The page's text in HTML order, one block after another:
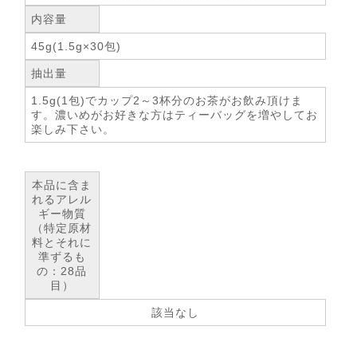
内容量
45g(1.5g×30包)
抽出量
1.5g(1包)でカップ2～3杯分のお茶がお飲み頂けま
す。濃いめがお好きな方はティーバッグを増やしてお
楽しみ下さい。
本品に含ま
れるアレル
ギー物質
（特定原材
料とそれに
準ずるも
の：28品
目）
該当なし